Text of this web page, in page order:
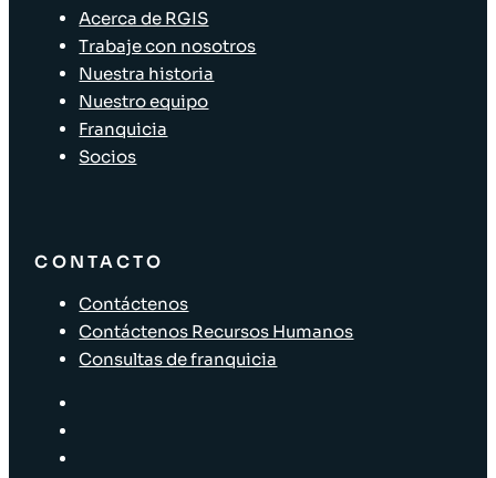
Acerca de RGIS
Trabaje con nosotros
Nuestra historia
Nuestro equipo
Franquicia
Socios
CONTACTO
Contáctenos
Contáctenos Recursos Humanos
Consultas de franquicia